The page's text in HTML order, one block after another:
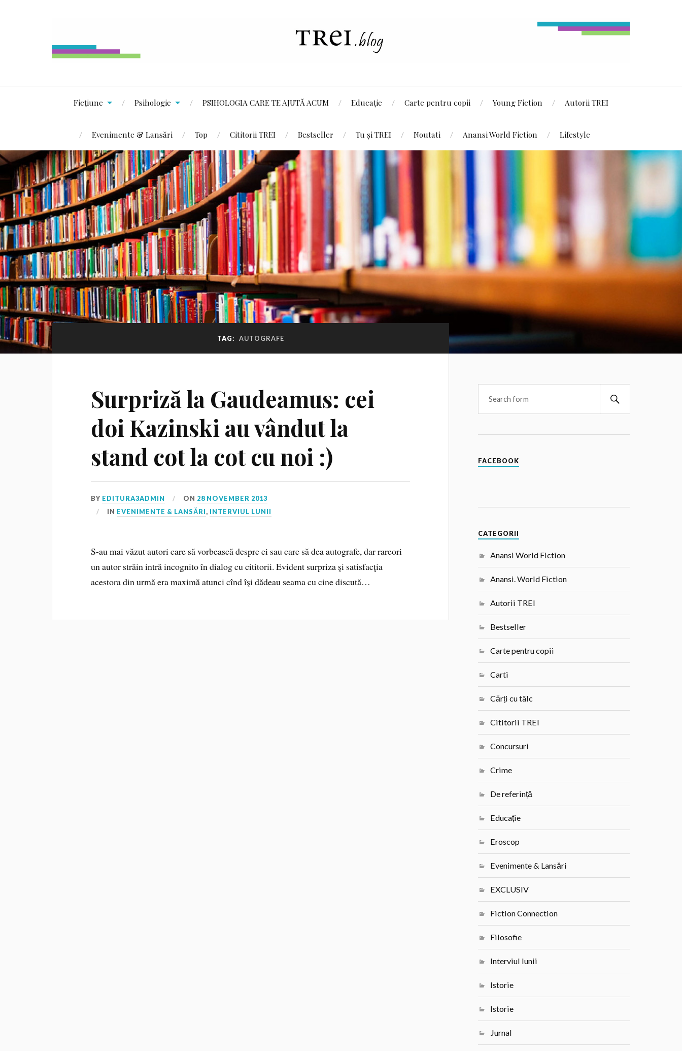
Ficțiune Psihologie PSIHOLOGIA CARE TE AJUTĂ ACUM Educație Carte pentru copii Young Fiction Autorii TREI
Evenimente & Lansări Top Cititorii TREI Bestseller Tu și TREI Noutati Anansi World Fiction Lifestyle
TAG: AUTOGRAFE
Surpriză la Gaudeamus: cei
doi Kazinski au vândut la
stand cot la cot cu noi :)
BY EDITURA3ADMIN ON 28 NOVEMBER 2013
IN EVENIMENTE & LANSĂRI, INTERVIUL LUNII
S-au mai văzut autori care să vorbească despre ei sau care să dea autografe, dar rareori
un autor străin intră incognito în dialog cu cititorii. Evident surpriza şi satisfacţia
acestora din urmă era maximă atunci cînd îşi dădeau seama cu cine discută…
FACEBOOK
CATEGORII
Anansi World Fiction
Anansi. World Fiction
Autorii TREI
Bestseller
Carte pentru copii
Carti
Cărți cu tâlc
Cititorii TREI
Concursuri
Crime
De referință
Educație
Eroscop
Evenimente & Lansări
EXCLUSIV
Fiction Connection
Filosofie
Interviul lunii
Istorie
Istorie
Jurnal